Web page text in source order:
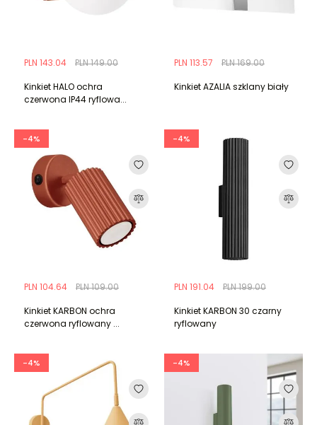
PLN 149.00
PLN 143.04
Kinkiet HALO ochra
czerwona IP44 ryflowa...
PLN 169.00
PLN 113.57
Kinkiet AZALIA szklany biały
-4%
PLN 109.00
PLN 104.64
Kinkiet KARBON ochra
czerwona ryflowany ...
-4%
PLN 199.00
PLN 191.04
Kinkiet KARBON 30 czarny
ryflowany
-4% -4%